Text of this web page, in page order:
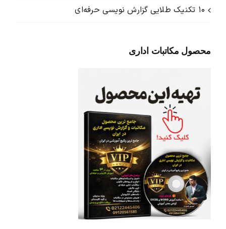
۱۰ تکنیک طلایی گزارش ‌نویسی حرفه‌ای
محصول مکاتبات اداری